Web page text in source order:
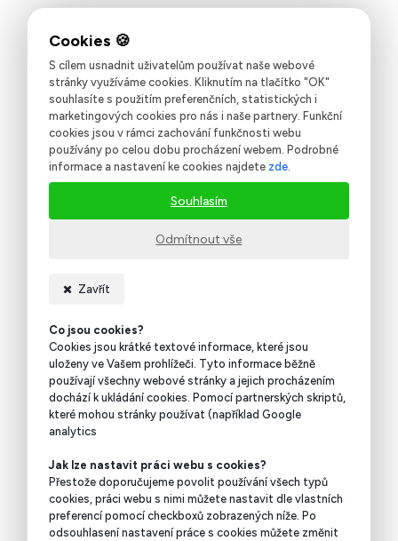
S cílem usnadnit uživatelům používat naše webové
stránky využíváme cookies. Kliknutím na tlačítko "OK"
souhlasíte s použitím preferenčních, statistických i
marketingových cookies pro nás i naše partnery. Funkční
cookies jsou v rámci zachování funkčnosti webu
používány po celou dobu procházení webem. Podrobné
informace a nastavení ke cookies najdete zde.
Odmítnout vše
Souhlasím
Zavřít
Co jsou cookies?
Cookies jsou krátké textové informace, které jsou
uloženy ve Vašem prohlížeči. Tyto informace běžně
používají všechny webové stránky a jejich procházením
dochází k ukládání cookies. Pomocí partnerských skriptů,
které mohou stránky používat (například Google
analytics
Jak lze nastavit práci webu s cookies?
Přestože doporučujeme povolit používání všech typů
cookies, práci webu s nimi můžete nastavit dle vlastních
preferencí pomocí checkboxů zobrazených níže. Po
odsouhlasení nastavení práce s cookies můžete změnit